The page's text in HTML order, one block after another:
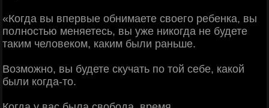
«Когда вы впервые обнимаете своего ребенка, вы
полностью меняетесь, вы уже никогда не будете
таким человеком, каким были раньше.
Возможно, вы будете скучать по той себе, какой
были когда-то.